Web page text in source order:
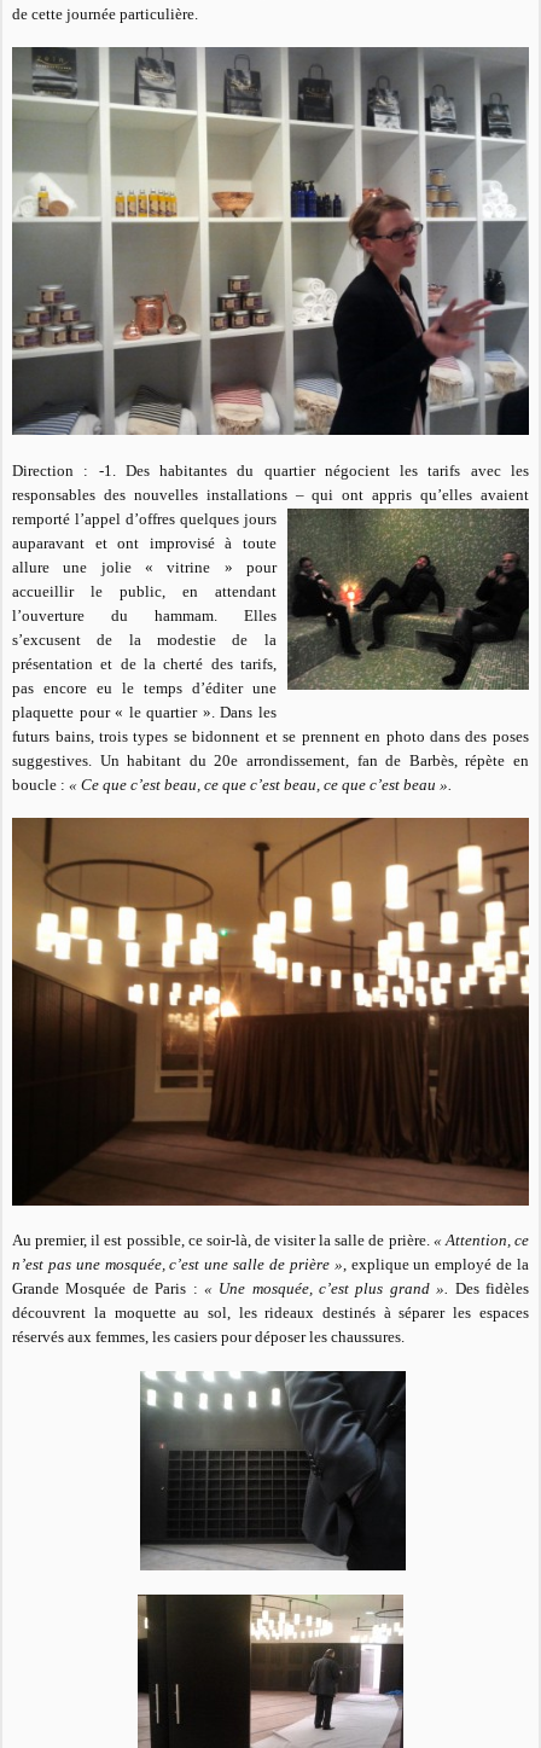
de cette journée particulière.
Direction : -1. Des habitantes du quartier négocient les tarifs avec les
responsables des nouvelles installations – qui ont appris qu’elles avaient
remporté l’appel d’offres quelques jours
auparavant et ont improvisé à toute
allure une jolie « vitrine » pour
accueillir le public, en attendant
l’ouverture du hammam. Elles
s’excusent de la modestie de la
présentation et de la cherté des tarifs,
pas encore eu le temps d’éditer une
plaquette pour « le quartier ». Dans les
futurs bains, trois types se bidonnent et se prennent en photo dans des poses
suggestives. Un habitant du 20e arrondissement, fan de Barbès, répète en
boucle :« Ce que c’est beau, ce que c’est beau, ce que c’est beau ».
Au premier, il est possible, ce soir-là, de visiter la salle de prière. « Attention, ce
n’est pas une mosquée, c’est une salle de prière », explique un employé de la
Grande Mosquée de Paris : « Une mosquée, c’est plus grand ». Des fidèles
découvrent la moquette au sol, les rideaux destinés à séparer les espaces
réservés aux femmes, les casiers pour déposer les chaussures.